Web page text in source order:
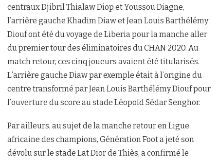
centraux Djibril Thialaw Diop et Youssou Diagne,
l’arrière gauche Khadim Diaw et Jean Louis Barthélémy
Diouf ont été du voyage de Liberia pour la manche aller
du premier tour des éliminatoires du CHAN 2020. Au
match retour, ces cinq joueurs avaient été titularisés.
L’arrière gauche Diaw par exemple était à l’origine du
centre transformé par Jean Louis Barthélémy Diouf pour
l’ouverture du score au stade Léopold Sédar Senghor.
Par ailleurs, au sujet de la manche retour en Ligue
africaine des champions, Génération Foot a jeté son
dévolu sur le stade Lat Dior de Thiès, a confirmé le